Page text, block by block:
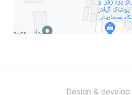
Design & develop